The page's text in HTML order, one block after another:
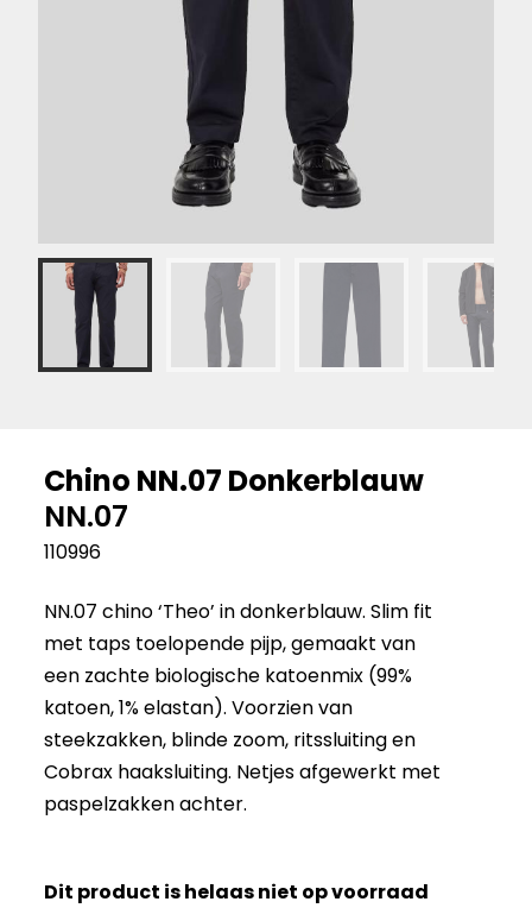
Chino NN.07 Donkerblauw
NN.07
110996
NN.07 chino ‘Theo’ in donkerblauw. Slim fit
met taps toelopende pijp, gemaakt van
een zachte biologische katoenmix (99%
katoen, 1% elastan). Voorzien van
steekzakken, blinde zoom, ritssluiting en
Cobrax haaksluiting. Netjes afgewerkt met
paspelzakken achter.
Dit product is helaas niet op voorraad